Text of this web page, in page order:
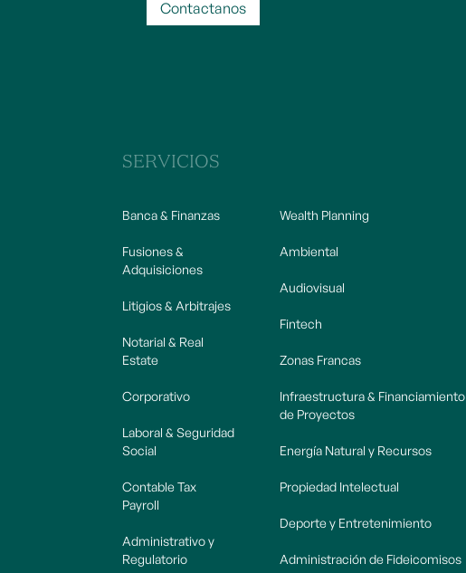
Contactanos
SERVICIOS
Banca & Finanzas
Fusiones &
Adquisiciones
Litigios & Arbitrajes
Notarial & Real
Estate
Corporativo
Laboral & Seguridad
Social
Contable Tax
Payroll
Administrativo y
Regulatorio
Wealth Planning
Ambiental
Audiovisual
Fintech
Zonas Francas
Infraestructura & Financiamiento
de Proyectos
Energía Natural y Recursos
Propiedad Intelectual
Deporte y Entretenimiento
Administración de Fideicomisos